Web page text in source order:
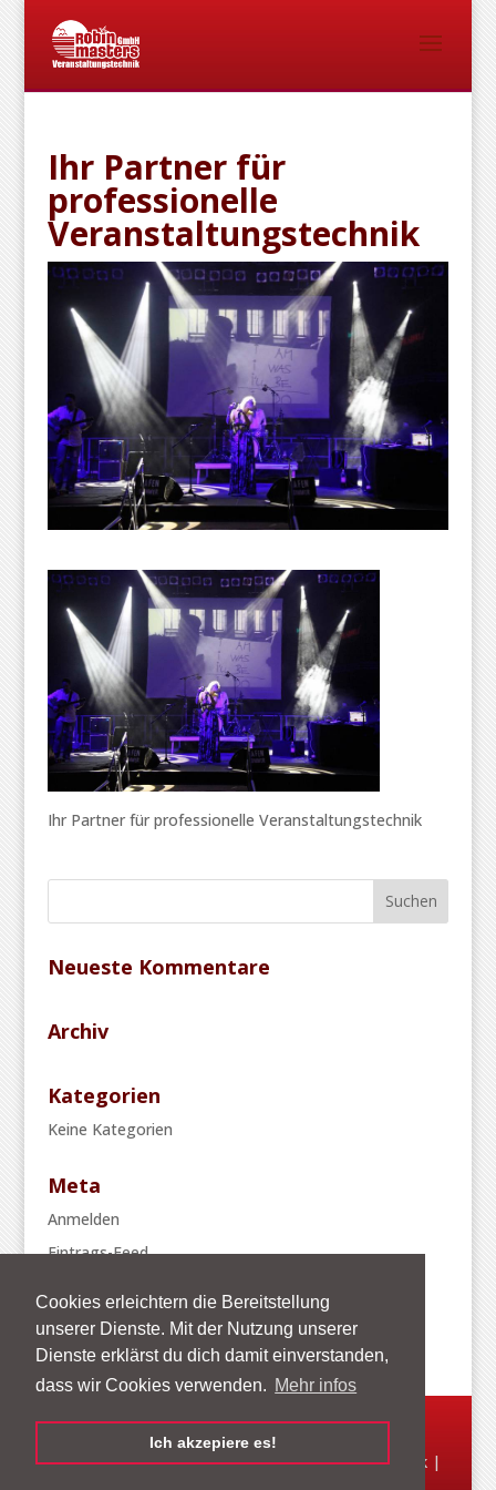
Cookies erleichtern die Bereitstellung
unserer Dienste. Mit der Nutzung unserer
Dienste erklärst du dich damit einverstanden,
dass wir Cookies verwenden. Mehr infos
Ich akzepiere es!
Ihr Partner für
professionelle
Veranstaltungstechnik
Ihr Partner für professionelle Veranstaltungstechnik
Neueste Kommentare
Archiv
Kategorien
Keine Kategorien
Meta
Anmelden
Eintrags-Feed
WordPress.org
© 2026 Robin Masters GmbH Veranstaltungstechnik |